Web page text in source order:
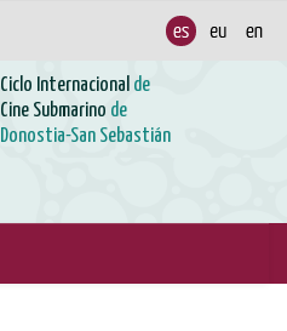
Ciclo Internacional de
Cine Submarino de
Donostia-San Sebastián